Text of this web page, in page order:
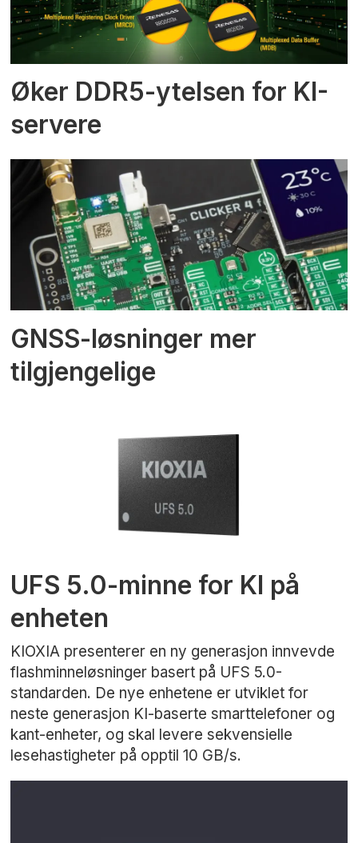
Øker DDR5-ytelsen for KI-
servere
GNSS-løsninger mer
tilgjengelige
UFS 5.0-minne for KI på
enheten
KIOXIA presenterer en ny generasjon innvevde
flashminneløsninger basert på UFS 5.0-
standarden. De nye enhetene er utviklet for
neste generasjon KI-baserte smarttelefoner og
kant-enheter, og skal levere sekvensielle
lesehastigheter på opptil 10 GB/s.